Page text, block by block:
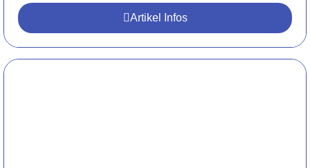
Artikel Infos